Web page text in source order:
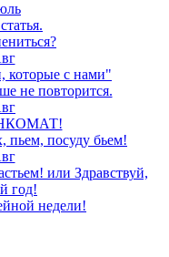
которые с нами"
не повторится.
пьем, посуду бьем!
или Здравствуй,
год!
недели!